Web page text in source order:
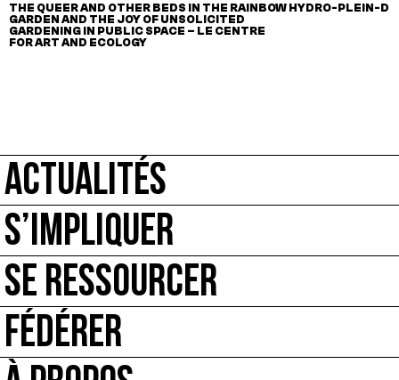
THE QUEER AND OTHER BEDS IN THE RAINBOW
GARDEN AND THE JOY OF UNSOLICITED
GARDENING IN PUBLIC SPACE – LE CENTRE
FOR ART AND ECOLOGY
HYDRO-PLEIN-
ACTUALITÉS
S’IMPLIQUER
SE RESSOURCER
FÉDÉRER